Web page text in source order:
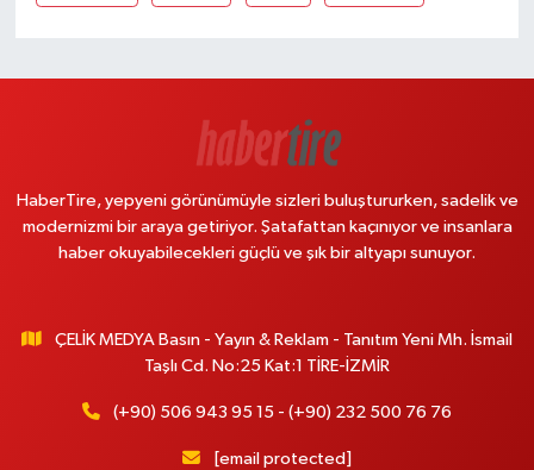
HaberTire, yepyeni görünümüyle sizleri buluştururken, sadelik ve
modernizmi bir araya getiriyor. Şatafattan kaçınıyor ve insanlara
haber okuyabilecekleri güçlü ve şık bir altyapı sunuyor.
ÇELİK MEDYA Basın - Yayın & Reklam - Tanıtım Yeni Mh. İsmail
Taşlı Cd. No:25 Kat:1 TİRE-İZMİR
(+90) 506 943 95 15 - (+90) 232 500 76 76
[email protected]